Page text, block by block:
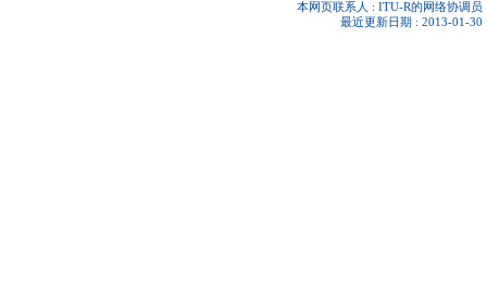
本网页联系人 : ITU-R的网络协调员
最近更新日期 : 2013-01-30